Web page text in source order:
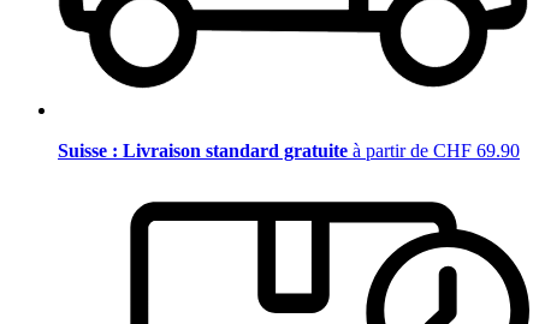
Suisse : Livraison standard gratuite à partir de CHF 69.90